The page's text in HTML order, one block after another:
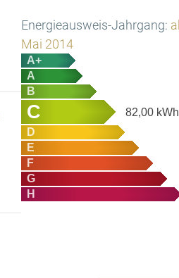
Energieausweis-Jahrgang:
Mai 2014
A+
A
B
C 82,00
D
E
F
G
H